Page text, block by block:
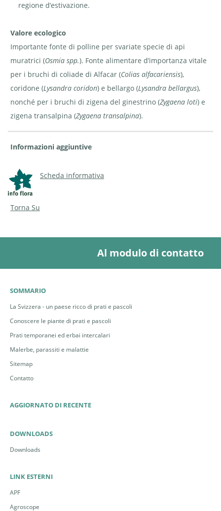
regione d’estivazione.
Valore ecologico
Importante fonte di polline per svariate specie di api
muratrici (Osmia spp.). Fonte alimentare d’importanza vitale
per i bruchi di coliade di Alfacar (Colias alfacariensis),
coridone (Lysandra coridon) e bellargo (Lysandra bellargus),
nonché per i bruchi di zigena del ginestrino (Zygaena loti) e
zigena transalpina (Zygaena transalpina).
Informazioni aggiuntive
Scheda informativa
Torna Su
Al modulo di contatto
SOMMARIO
La Svizzera - un paese ricco di prati e pascoli
Conoscere le piante di prati e pascoli
Prati temporanei ed erbai intercalari
Malerbe, parassiti e malattie
Sitemap
Contatto
AGGIORNATO DI RECENTE
DOWNLOADS
Downloads
LINK ESTERNI
APF
Agroscope